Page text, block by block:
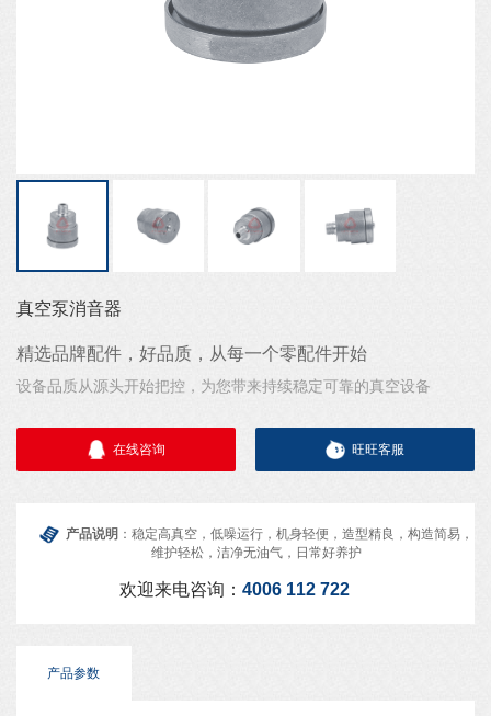
真空泵消音器
精选品牌配件，好品质，从每一个零配件开始
设备品质从源头开始把控，为您带来持续稳定可靠的真空设备
在线咨询 旺旺客服
产品说明 ：稳定高真空，低噪运行，机身轻便，造型精良，构造简易，
维护轻松，洁净无油气，日常好养护
欢迎来电咨询： 4006 112 722
产品参数